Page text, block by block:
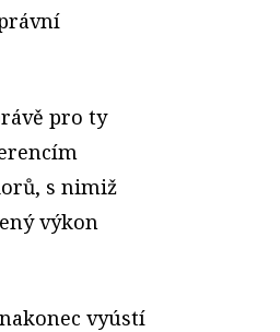
pro ty
s nimiž
výkon
vyústí